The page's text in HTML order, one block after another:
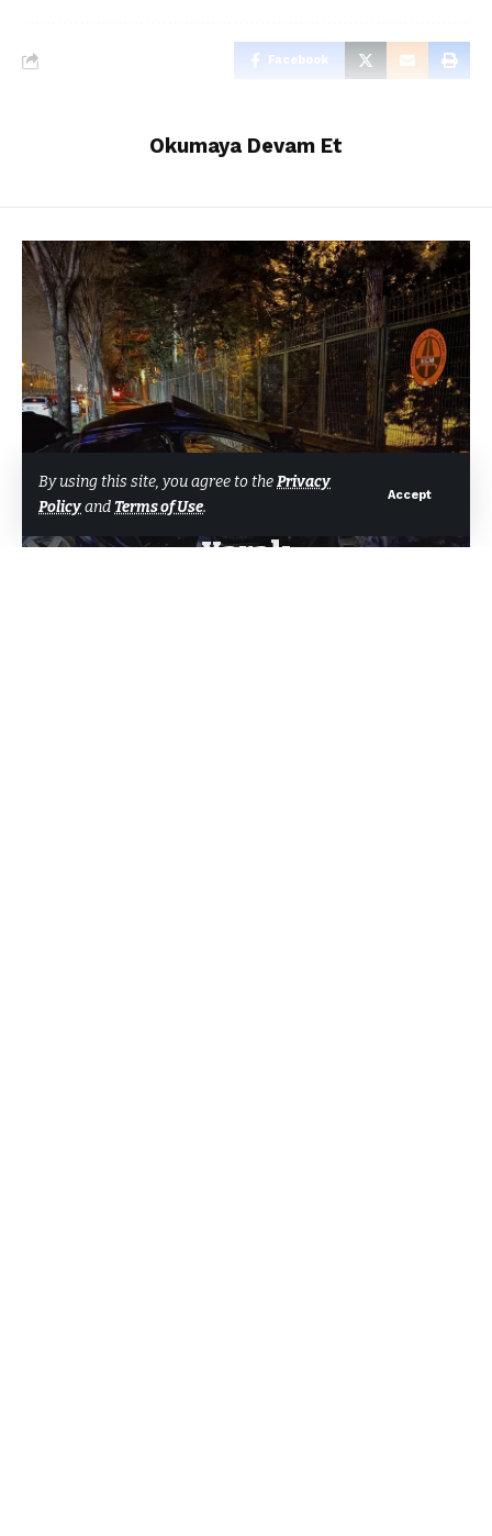
By using this site, you agree to thePrivacy
Policyand Terms of Use.
Accept
Facebook
Okumaya Devam Et
GENEL
Yıldırım’da Kaza: 2 Ağır
Yaralı